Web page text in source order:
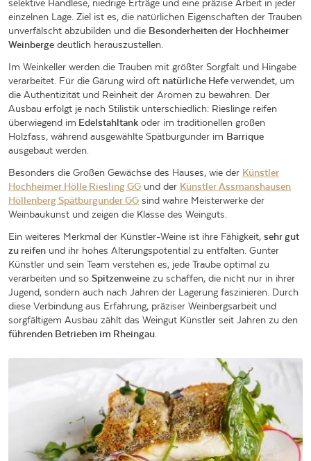
selektive Handlese, niedrige Erträge und eine präzise Arbeit in jeder
einzelnen Lage. Ziel ist es, die natürlichen Eigenschaften der Trauben
unverfälscht abzubilden und die Besonderheiten der Hochheimer
Weinberge deutlich herauszustellen.
Im Weinkeller werden die Trauben mit größter Sorgfalt und Hingabe
verarbeitet. Für die Gärung wird oft natürliche Hefeverwendet, um
die Authentizität und Reinheit der Aromen zu bewahren. Der
Ausbau erfolgt je nach Stilistik unterschiedlich: Rieslinge reifen
überwiegend im Edelstahltank oder im traditionellen großen
Holzfass, während ausgewählte Spätburgunder im Barrique
ausgebaut werden.
Besonders die Großen Gewächse des Hauses, wie der Künstler
Hochheimer Hölle Riesling GG und der Künstler Assmanshausen
Höllenberg Spätburgunder GG sind wahre Meisterwerke der
Weinbaukunst und zeigen die Klasse des Weinguts.
Ein weiteres Merkmal der Künstler-Weine ist ihre Fähigkeit, sehr gut
zu reifen und ihr hohes Alterungspotential zu entfalten. Gunter
Künstler und sein Team verstehen es, jede Traube optimal zu
verarbeiten und so Spitzenweine zu schaffen, die nicht nur in ihrer
Jugend, sondern auch nach Jahren der Lagerung faszinieren. Durch
diese Verbindung aus Erfahrung, präziser Weinbergsarbeit und
sorgfältigem Ausbau zählt das Weingut Künstler seit Jahren zu den
führenden Betrieben im Rheingau